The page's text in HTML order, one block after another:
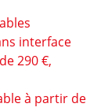
interface
290 €,
à partir de